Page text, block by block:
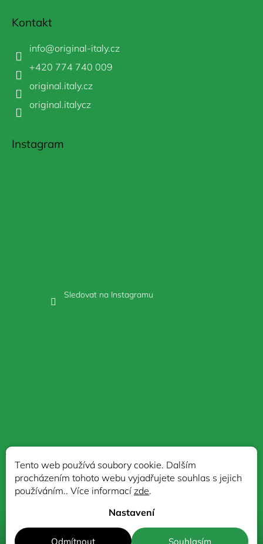
Tento web používá soubory cookie. Dalším
procházením tohoto webu vyjadřujete souhlas s jejich
používáním.. Více informací zde.
Nastavení
Odmítnout Souhlasím
Kontakt
info@original-italy.cz
+420 774 740 009
original.italy.cz
original.italycz
Instagram
Sledovat na Instagramu
Copyright 2026Original Italy . Všechna práva vyhrazena. Upravit